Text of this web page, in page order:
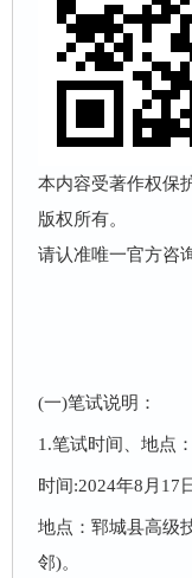
本内容受著作权保
版权所有。
请认准唯一官方咨
(一)笔试说明：
1.笔试时间、地点：
时间:2024年8月17
地点：郓城县高级
邻)。